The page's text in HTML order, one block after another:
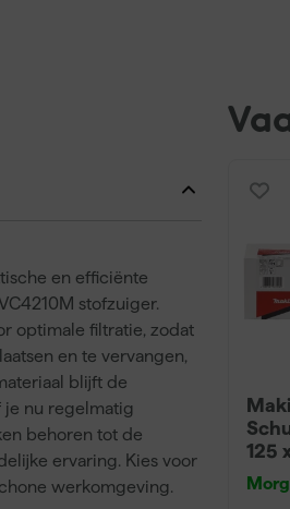
en efficiënte
stofzuiger.
optimale filtratie, zodat
en te vervangen,
blijft de
je nu regelmatig
behoren tot de
ervaring. Kies voor
werkomgeving.
125
(50st)